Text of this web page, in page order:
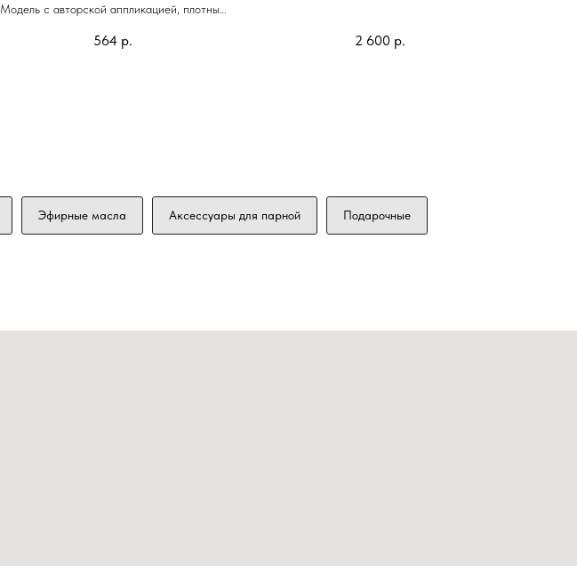
Модель с авторской аппликацией, плотный
564 р. 2 600 р.
Эфирные масла Аксессуары для парной Подарочные